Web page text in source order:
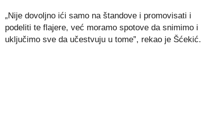
„Nije dovoljno ići samo na štandove i promovisati i
podeliti te flajere, već moramo spotove da snimimo i
uključimo sve da učestvuju u tome”, rekao je Šćekić.